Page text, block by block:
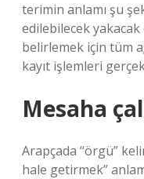
terimin anlamı şu
edilebilecek yakacak
belirlemek için tüm
kayıt işlemleri
Mesaha
Arapçada “örgü”
hale getirmek”